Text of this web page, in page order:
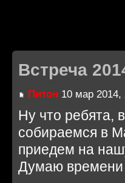
Встреча
Питон 10 мар 2014,
Ну что ребята,
собираемся в
приедем на
Думаю времени